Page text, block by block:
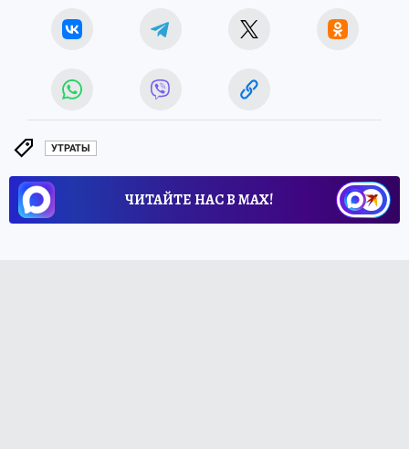
УТРАТЫ
ЧИТАЙТЕ НАС В МАХ!